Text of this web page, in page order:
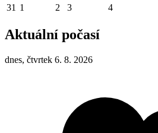
31 1 2 3 4
Aktuální počasí
dnes, čtvrtek 6. 8. 2026